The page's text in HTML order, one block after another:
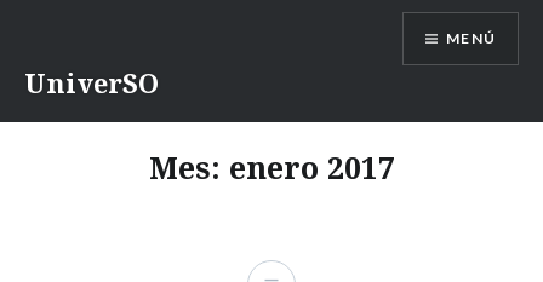
UniverSO
MENÚ
Mes: enero 2017